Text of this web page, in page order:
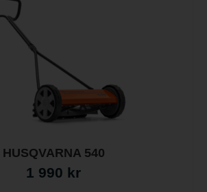
HUSQVARNA 540
1 990 kr